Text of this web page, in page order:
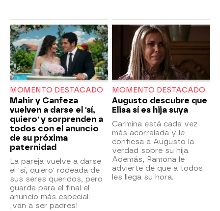
MOMENTO DESTACADO
Mahir y Canfeza
vuelven a darse el 'sí,
quiero' y sorprenden a
todos con el anuncio
de su próxima
paternidad
La pareja vuelve a darse
el 'sí, quiero' rodeada de
sus seres queridos, pero
guarda para el final el
anuncio más especial:
¡van a ser padres!
MOMENTO DESTACADO
Augusto descubre que
Elisa sí es hija suya
Carmina está cada vez
más acorralada y le
confiesa a Augusto la
verdad sobre su hija.
Además, Ramona le
advierte de que a todos
les llega su hora.